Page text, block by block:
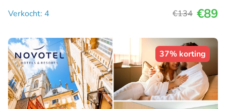
Verkocht: 4
€134 €89
37% korting